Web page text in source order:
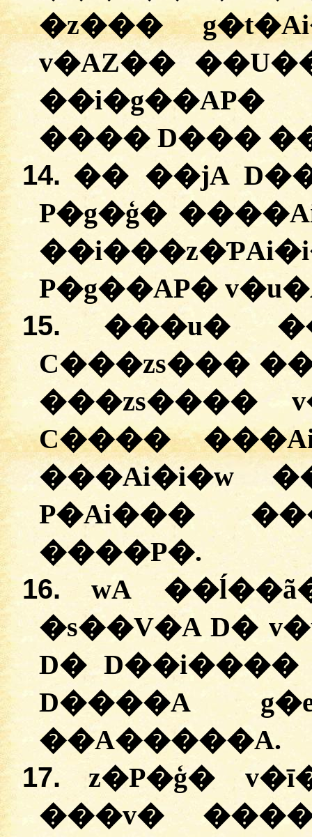
�z���
v�AZ��
��i�g��AP�
���� D���
14. �� ��jA
P�g�ģ�
P�g��AP�
15.
���u�
C���zs���
���zs����
C����
���Ai�i�w
P�Ai���
����P�.
16.
wA
�s��V�A D�
D� D��i����
D����A
��A�����A.
17.
z�P�ģ�
���v�